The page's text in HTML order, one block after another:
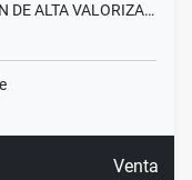
DE ALTA VALORIZA…
Venta